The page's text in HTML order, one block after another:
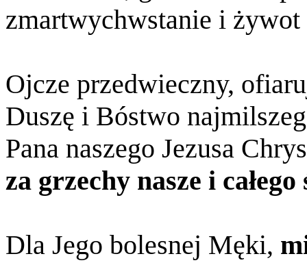
zmartwychwstanie i
Ojcze przedwieczny,
Duszę i Bóstwo
Pana naszego Jezusa
za grzechy nasze i
Dla Jego bolesnej Męki,